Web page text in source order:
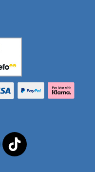
Instagram